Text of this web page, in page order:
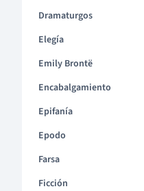
Dramaturgos
Elegía
Emily Brontë
Encabalgamiento
Epifanía
Epodo
Farsa
Ficción